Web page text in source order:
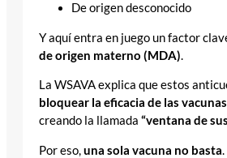
De origen desconocido
Y aquí entra en juego un factor
de origen materno (MDA).
La WSAVA explica que estos
bloquear la eficacia de las
creando la llamada “ventana de
Por eso,una sola vacuna no basta.